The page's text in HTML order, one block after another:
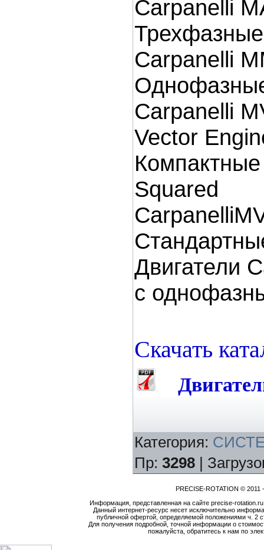
Carpanelli
Carpanelli
Carpanelli
Vector
Squared
Двигатели
с
Скачать
Категория:
Пр: 3298 |
PRECISE-ROTATION © 2011
Информация, представленная на сайте precise-
Данный интернет-ресурс несет исключительно
публичной офертой, определяемой положениями ч. 2
Для получения подробной, точной информации о
пожалуйста, обратитесь к нам по